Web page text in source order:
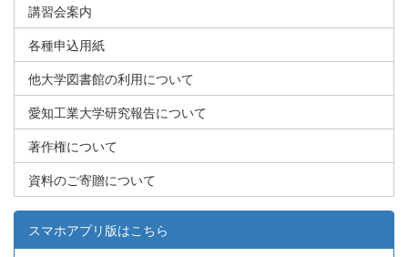
講習会案内
各種申込用紙
他大学図書館の利用について
愛知工業大学研究報告について
著作権について
資料のご寄贈について
スマホアプリ版はこちら